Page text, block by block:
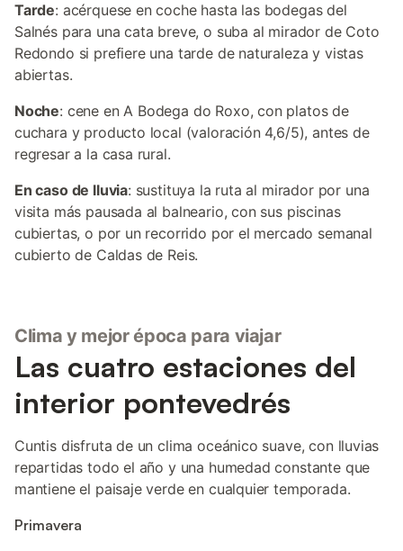
Tarde: acérquese en coche hasta las bodegas del
Salnés para una cata breve, o suba al mirador de Coto
Redondo si prefiere una tarde de naturaleza y vistas
abiertas.
Noche: cene en A Bodega do Roxo, con platos de
cuchara y producto local (valoración 4,6/5), antes de
regresar a la casa rural.
En caso de lluvia: sustituya la ruta al mirador por una
visita más pausada al balneario, con sus piscinas
cubiertas, o por un recorrido por el mercado semanal
cubierto de Caldas de Reis.
Clima y mejor época para viajar
Las cuatro estaciones del
interior pontevedrés
Cuntis disfruta de un clima oceánico suave, con lluvias
repartidas todo el año y una humedad constante que
mantiene el paisaje verde en cualquier temporada.
Primavera